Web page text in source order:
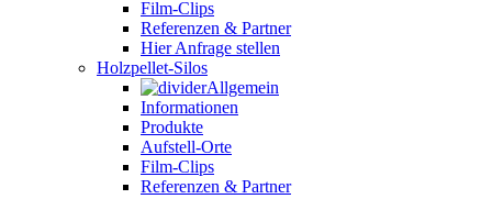
Film-Clips
Referenzen & Partner
Hier Anfrage stellen
Holzpellet-Silos
Allgemein
Informationen
Produkte
Aufstell-Orte
Film-Clips
Referenzen & Partner